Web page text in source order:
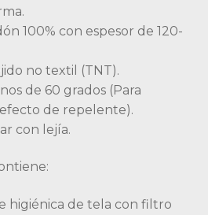
100% con espesor de 120-
no textil (TNT).
de 60 grados (Para
de repelente).
con lejía.
higiénica de tela con filtro